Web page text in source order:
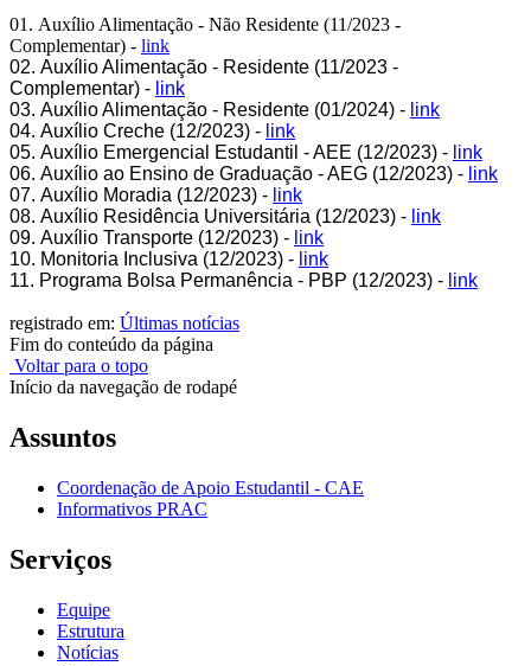
01. Auxílio Alimentação - Não Residente (11/2023 -
Complementar) - link
02. Auxílio Alimentação - Residente (11/2023 -
Complementar) - link
03. Auxílio Alimentação - Residente (01/2024) - link
04. Auxílio Creche (12/2023) - link
05. Auxílio Emergencial Estudantil - AEE (12/2023) - link
06. Auxílio ao Ensino de Graduação - AEG (12/2023) - link
07. Auxílio Moradia (12/2023) - link
08. Auxílio Residência Universitária (12/2023) - link
09. Auxílio Transporte (12/2023) - link
10. Monitoria Inclusiva (12/2023) - link
11. Programa Bolsa Permanência - PBP (12/2023) - link
registrado em: Últimas notícias
Fim do conteúdo da página
Voltar para o topo
Início da navegação de rodapé
Assuntos
Coordenação de Apoio Estudantil - CAE
Informativos PRAC
Serviços
Equipe
Estrutura
Notícias